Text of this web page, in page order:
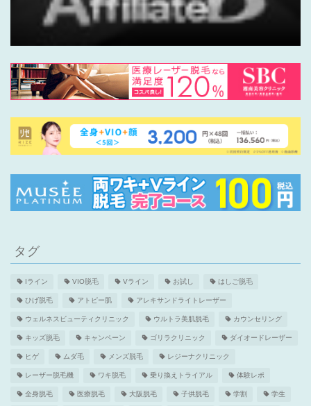
タグ
Iライン VIO脱毛 Vライン お試し はしご脱毛
ひげ脱毛 アトピー肌 アレキサンドライトレーザー
ウェルネスビューティクリニック ウルトラ美肌脱毛 カウンセリング
キッズ脱毛 キャンペーン ゴリラクリニック ダイオードレーザー
ヒゲ ムダ毛 メンズ脱毛 レジーナクリニック
レーザー脱毛機 ワキ脱毛 乗り換えトライアル 体験レポ
全身脱毛 医療脱毛 大阪脱毛 子供脱毛 学割 学生